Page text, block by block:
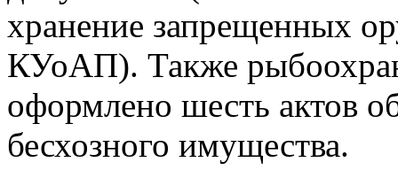
хранение запрещенных
КУоАП). Также
оформлено шесть актов
бесхозного имущества.